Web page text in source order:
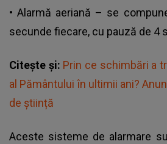
• Alarmă aeriană – se
secunde fiecare, cu pauză de 4
Citește și: Prin ce schimbări a
al Pământului în ultimii ani?
de știință
Aceste sisteme de alarmare